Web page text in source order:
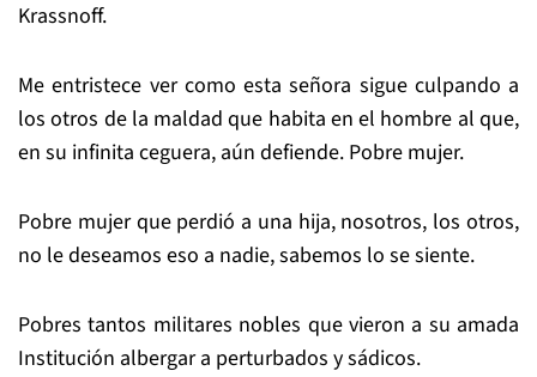
Krassnoff.
Me entristece ver como esta señora sigue culpando a
los otros de la maldad que habita en el hombre al que,
en su infinita ceguera, aún defiende. Pobre mujer.
Pobre mujer que perdió a una hija, nosotros, los otros,
no le deseamos eso a nadie, sabemos lo se siente.
Pobres tantos militares nobles que vieron a su amada
Institución albergar a perturbados y sádicos.